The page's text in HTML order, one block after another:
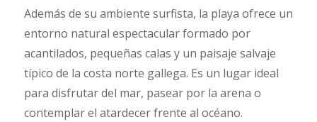
Además de su ambiente surfista, la playa ofrece un
entorno natural espectacular formado por
acantilados, pequeñas calas y un paisaje salvaje
típico de la costa norte gallega. Es un lugar ideal
para disfrutar del mar, pasear por la arena o
contemplar el atardecer frente al océano.